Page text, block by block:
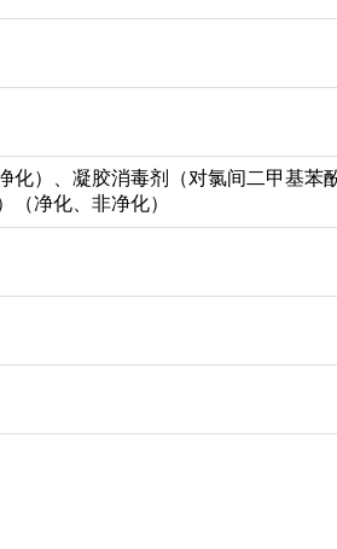
）、凝胶消毒剂（对氯间二甲基
净化、非净化）